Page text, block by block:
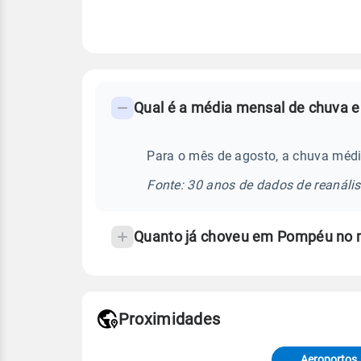
frequentes
temperatura
Qual é a média mensal de chuva
Para o mês de agosto, a chuva
Fonte: 30 anos de dados de
Quanto já choveu em Pompéu no
de Tempo e Estudos Climáticos
Proximidades